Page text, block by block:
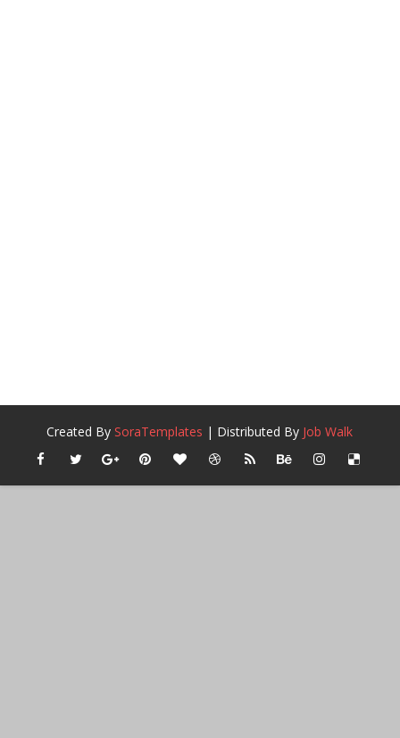
Created BySoraTemplates | Distributed By Job Walk